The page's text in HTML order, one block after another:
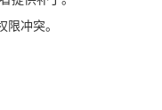
冲突。